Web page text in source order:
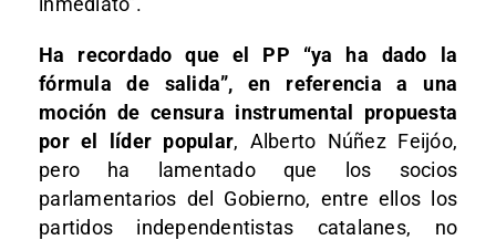
Ha recordado que el PP “ya ha dado la
fórmula de salida”, en referencia a una
moción de censura instrumental propuesta
por el líder popular, Alberto Núñez Feijóo,
pero ha lamentado que los socios
parlamentarios del Gobierno, entre ellos los
partidos independentistas catalanes, no